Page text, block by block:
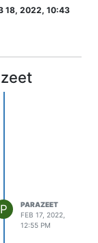
18, 2022, 10:43
P
PARAZEET
FEB 17, 2022,
12:55 PM